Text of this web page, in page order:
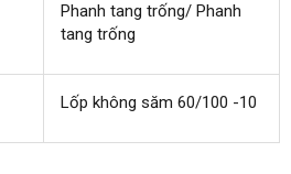
Phanh tang trống/ Phanh
tang trống
Lốp không săm 60/100 -10